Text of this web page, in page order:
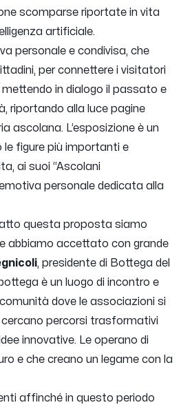
scomparse riportate in vita
artificiale.
personale e condivisa, che
per connettere i visitatori
in dialogo il passato e
riportando alla luce pagine
ascolana. L’esposizione è un
le figure più importanti e
ai suoi “Ascolani
emotiva personale dedicata alla
questa proposta siamo
abbiamo accettato con grande
, presidente di Bottega del
è un luogo di incontro e
dove le associazioni si
percorsi trasformativi
innovative. Le operano di
e che creano un legame con la
affinché in questo periodo